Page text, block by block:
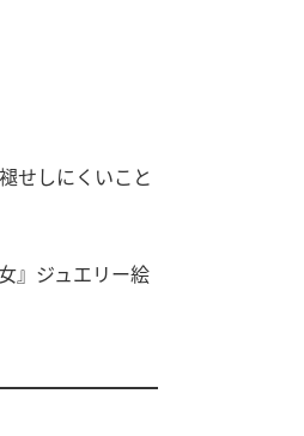
せしにくいこと
』ジュエリー絵